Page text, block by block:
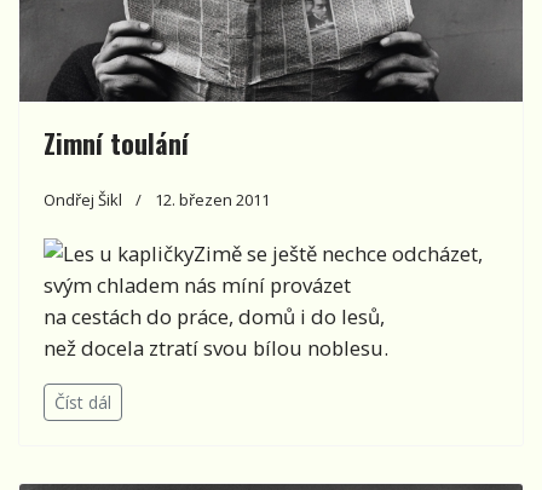
Zimní toulání
Ondřej Šikl 12. březen 2011
Zimě se ještě nechce odcházet,
svým chladem nás míní provázet
na cestách do práce, domů i do lesů,
než docela ztratí svou bílou noblesu.
Číst dál